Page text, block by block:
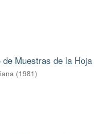
Muestras de la
(1981)